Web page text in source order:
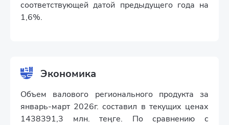
соответствующей датой предыдущего года на
1,6%.
Экономика
Объем валового регионального продукта за
январь-март 2026г. составил в текущих ценах
1438391,3 млн. теңге. По сравнению с